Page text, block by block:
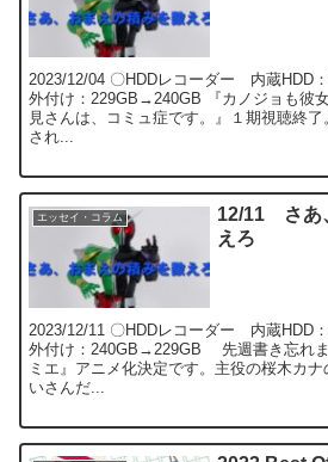
2023/12/04 〇HDDレコーダー 内蔵
外付け：229GB→240GB 『カノジョも彼
見さんは、コミュ症です。』１期視聴終
され...
エッセイ・コラム
12/11 さあ
えろ
2023/12/11 〇HDDレコーダー 内蔵
外付け：240GB→229GB 先週書き忘れ
ミエ』アニメ化決定です。主役の桜木カ
いさんだ...